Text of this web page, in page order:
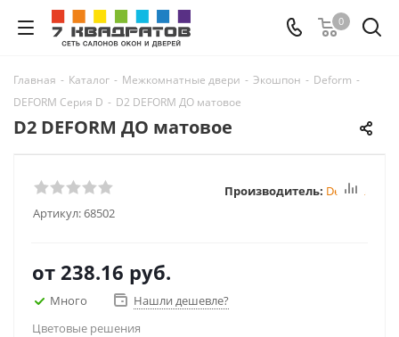
0
Главная - Каталог - Межкомнатные двери - Экошпон - Deform -
DEFORM Серия D - D2 DEFORM ДО матовое
D2 DEFORM ДО матовое
Артикул:68502
Производитель: Deform
от 238.16 руб.
Много
Нашли дешевле?
Цветовые решения